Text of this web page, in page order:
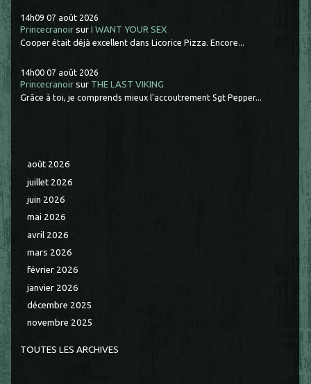
14h09 07 août 2026
Princecranoir surI WANT YOUR SEX
Cooper était déjà excellent dans Licorice Pizza. Encore...
14h00 07 août 2026
Princecranoir sur THE LAST VIKING
Grâce à toi, je comprends mieux l'accoutrement Sgt Pepper...
août 2026
juillet 2026
juin 2026
mai 2026
avril 2026
mars 2026
février 2026
janvier 2026
décembre 2025
novembre 2025
TOUTES LES ARCHIVES